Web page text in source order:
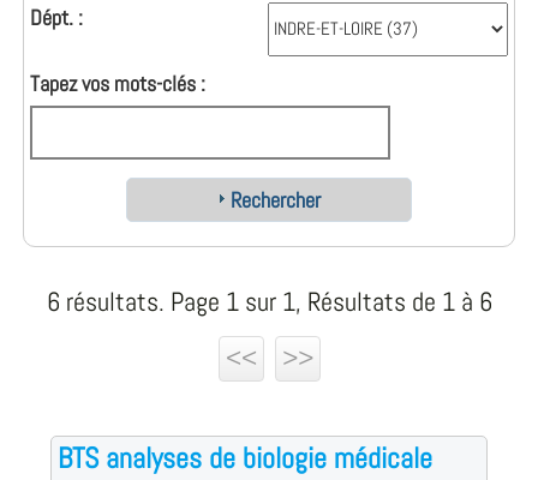
Dépt. :
Tapez vos mots-clés :
Rechercher
6 résultats. Page 1 sur 1, Résultats de 1 à 6
<<
>>
BTS analyses de biologie médicale